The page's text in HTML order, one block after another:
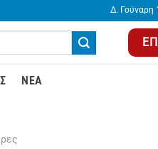
Δ. Γούναρη
ΝΈΑ